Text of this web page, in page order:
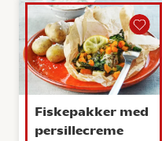
Fiskepakker med
persillecreme